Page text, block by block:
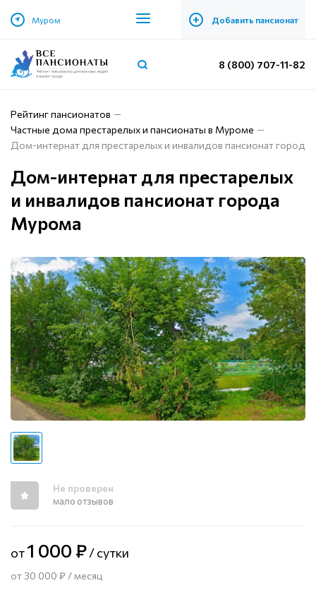
Муром + Добавить пансионат
8 (800) 707-11-82
Рейтинг пансионатов
Частные дома престарелых и пансионаты в Муроме
Дом-интернат для престарелых и инвалидов пансионат
Дом-интернат для престарелых
и инвалидов пансионат города
Мурома
Не проверен
мало отзывов
от1 000 ₽/ сутки
от 30 000 ₽ / месяц